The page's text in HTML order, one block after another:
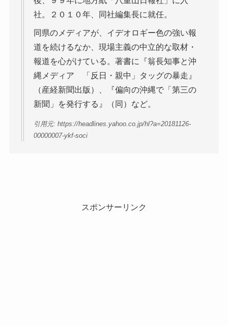
社。２０１０年、同社編集長に就任。
同県のメディアが、イデオロギー色の強い報
道を続けるなか、現場主義の中立的な取材・
報道を心がけている。著書に『翁長知事と沖
縄メディア 「反日・親中」タッグの暴走』
（産経新聞出版）、『偏向の沖縄で「第三の
新聞」を発行する』（同）など。
引用元: https://headlines.yahoo.co.jp/hl?a=20181126-
00000007-ykf-soci
スポンサーリンク